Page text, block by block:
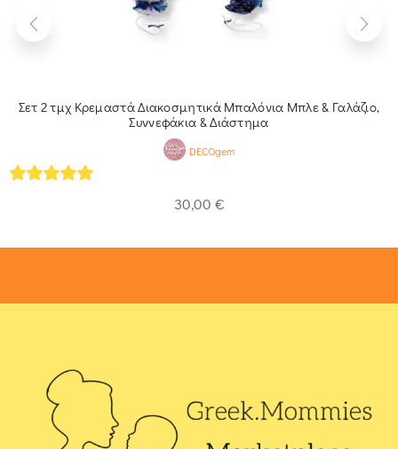
Σετ 2 τμχ Κρεμαστά Διακοσμητικά Μπαλόνια Mπλε & Γαλάζιο,
Συννεφάκια & Διάστημα
DECOgem
30,00 €